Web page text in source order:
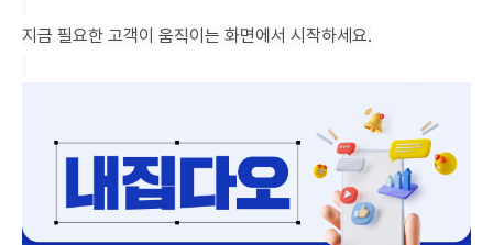
지금 필요한 고객이 움직이는 화면에서 시작하세요.